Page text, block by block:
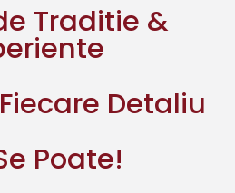
Traditie &
Detaliu
Poate!